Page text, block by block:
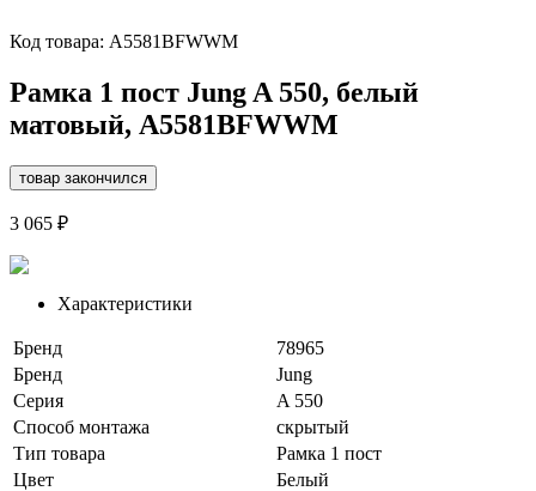
Код товара: A5581BFWWM
Рамка 1 пост Jung A 550, белый
матовый, A5581BFWWM
товар закончился
3 065 ₽
Характеристики
Бренд
78965
Бренд
Jung
Серия
A 550
Способ монтажа
скрытый
Тип товара
Рамка 1 пост
Цвет
Белый